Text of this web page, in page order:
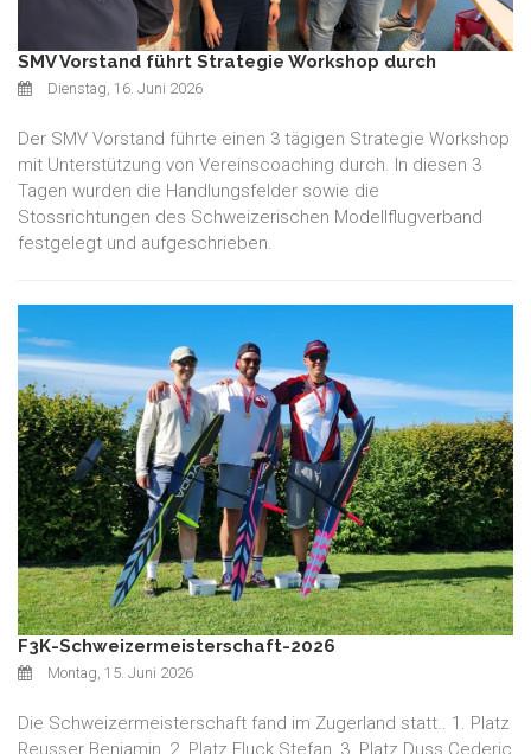
SMV Vorstand führt Strategie Workshop durch
Dienstag, 16. Juni 2026
Der SMV Vorstand führte einen 3 tägigen Strategie Workshop
mit Unterstützung von Vereinscoaching durch. In diesen 3
Tagen wurden die Handlungsfelder sowie die
Stossrichtungen des Schweizerischen Modellflugverband
festgelegt und aufgeschrieben.
F3K-Schweizermeisterschaft-2026
Montag, 15. Juni 2026
Die Schweizermeisterschaft fand im Zugerland statt.. 1. Platz
Reusser Benjamin, 2. Platz Fluck Stefan, 3. Platz Duss Cederic